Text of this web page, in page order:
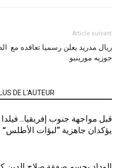
Article suivant
ريال مدريد يعلن رسميا تعاقده مع
جوزيه مورينيو
DE L'AUTEUR
قبل مواجهة جنوب إفريقيا..
يؤكدان جاهزية “لبؤات الأطلس”